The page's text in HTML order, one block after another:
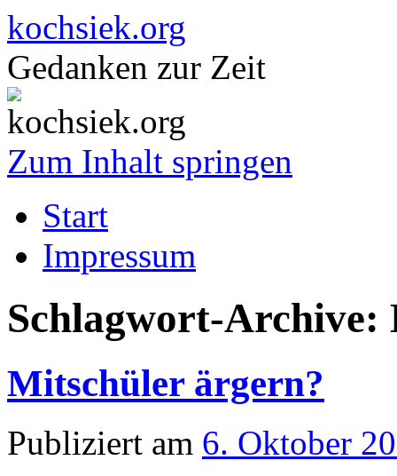
kochsiek.org
Gedanken zur Zeit
Zum Inhalt springen
Start
Impressum
Schlagwort-Archive:
Mitschüler ärgern?
Publiziert am 6. Oktober